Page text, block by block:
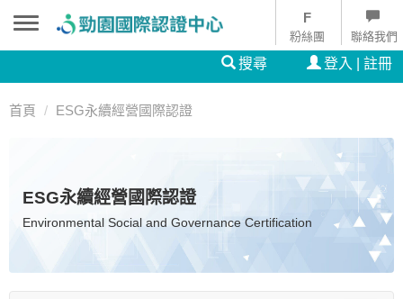
粉絲團 聯絡我們
搜尋 登入 | 註冊
首頁 ESG永續經營國際認證
ESG永續經營國際認證
Environmental Social and Governance Certification